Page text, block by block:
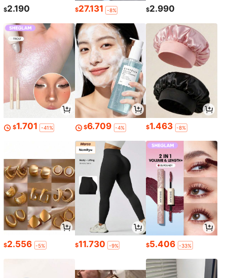
$2.190 $27.131 -8% $2.990
$1.701 -41% $6.709 -4% $1.463 -8%
$2.556 -5% $11.730 -9% $5.406 -33%